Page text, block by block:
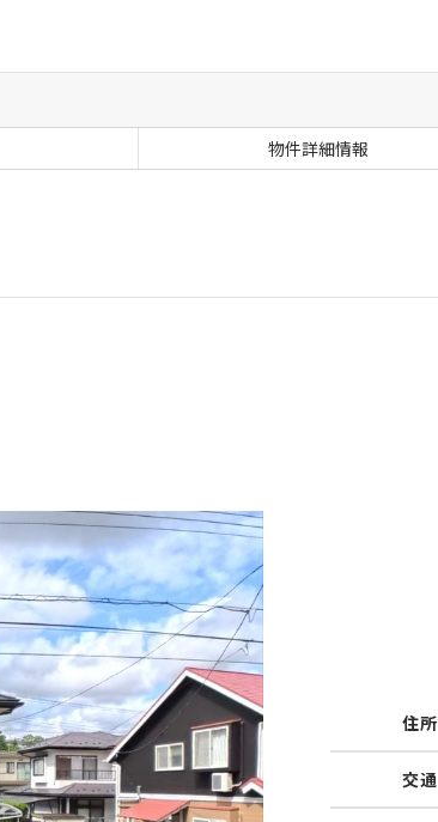
物件詳細情報
住所
交通